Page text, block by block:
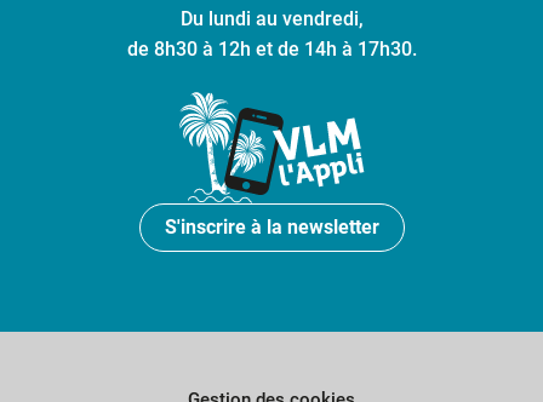
Du lundi au vendredi,
de 8h30 à 12h et de 14h à 17h30.
S'inscrire à la newsletter